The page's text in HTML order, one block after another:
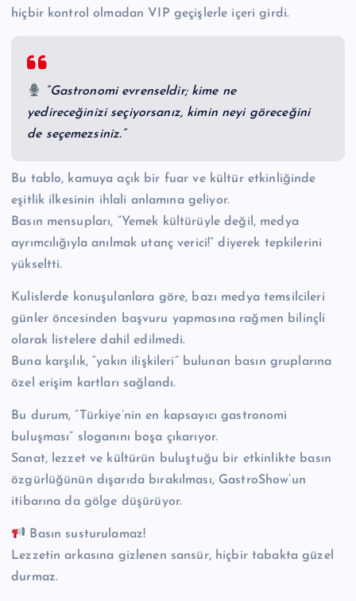
hiçbir kontrol olmadan VIP geçişlerle içeri girdi.
“Gastronomi evrenseldir; kime ne
yedireceğinizi seçiyorsanız, kimin neyi göreceğini
de seçemezsiniz.”
Bu tablo, kamuya açık bir fuar ve kültür etkinliğinde
eşitlik ilkesinin ihlali anlamına geliyor.
Basın mensupları, “Yemek kültürüyle değil, medya
ayrımcılığıyla anılmak utanç verici!” diyerek tepkilerini
yükseltti.
Kulislerde konuşulanlara göre, bazı medya temsilcileri
günler öncesinden başvuru yapmasına rağmen bilinçli
olarak listelere dahil edilmedi.
Buna karşılık, “yakın ilişkileri” bulunan basın gruplarına
özel erişim kartları sağlandı.
Bu durum, “Türkiye’nin en kapsayıcı gastronomi
buluşması” sloganını boşa çıkarıyor.
Sanat, lezzet ve kültürün buluştuğu bir etkinlikte basın
özgürlüğünün dışarıda bırakılması, GastroShow’un
itibarına da gölge düşürüyor.
Basın susturulamaz!
Lezzetin arkasına gizlenen sansür, hiçbir tabakta güzel
durmaz.